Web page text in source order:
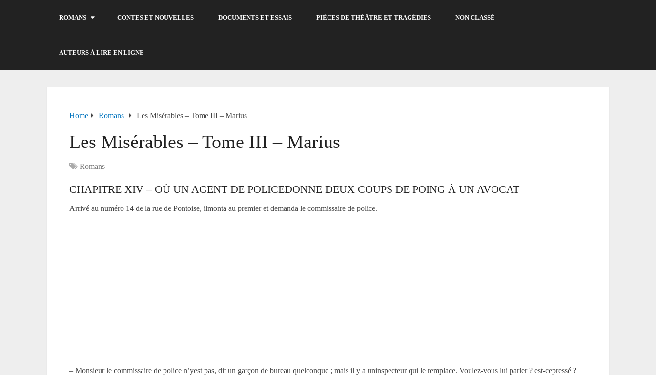
ROMANS CONTES ET NOUVELLES DOCUMENTS ET ESSAIS PIÈCES DE THÉÂTRE ET TRAGÉDIES NON CLASSÉ
AUTEURS À LIRE EN LIGNE
Home Romans Les Misérables – Tome III – Marius
Les Misérables – Tome III – Marius
Romans
CHAPITRE XIV – OÙ UN AGENT DE POLICEDONNE DEUX COUPS DE POING À UN AVOCAT
Arrivé au numéro 14 de la rue de Pontoise, ilmonta au premier et demanda le commissaire de police.
– Monsieur le commissaire de police n’yest pas, dit un garçon de bureau quelconque ; mais il y a uninspecteur qui le remplace. Voulez-vous lui parler ? est-cepressé ?